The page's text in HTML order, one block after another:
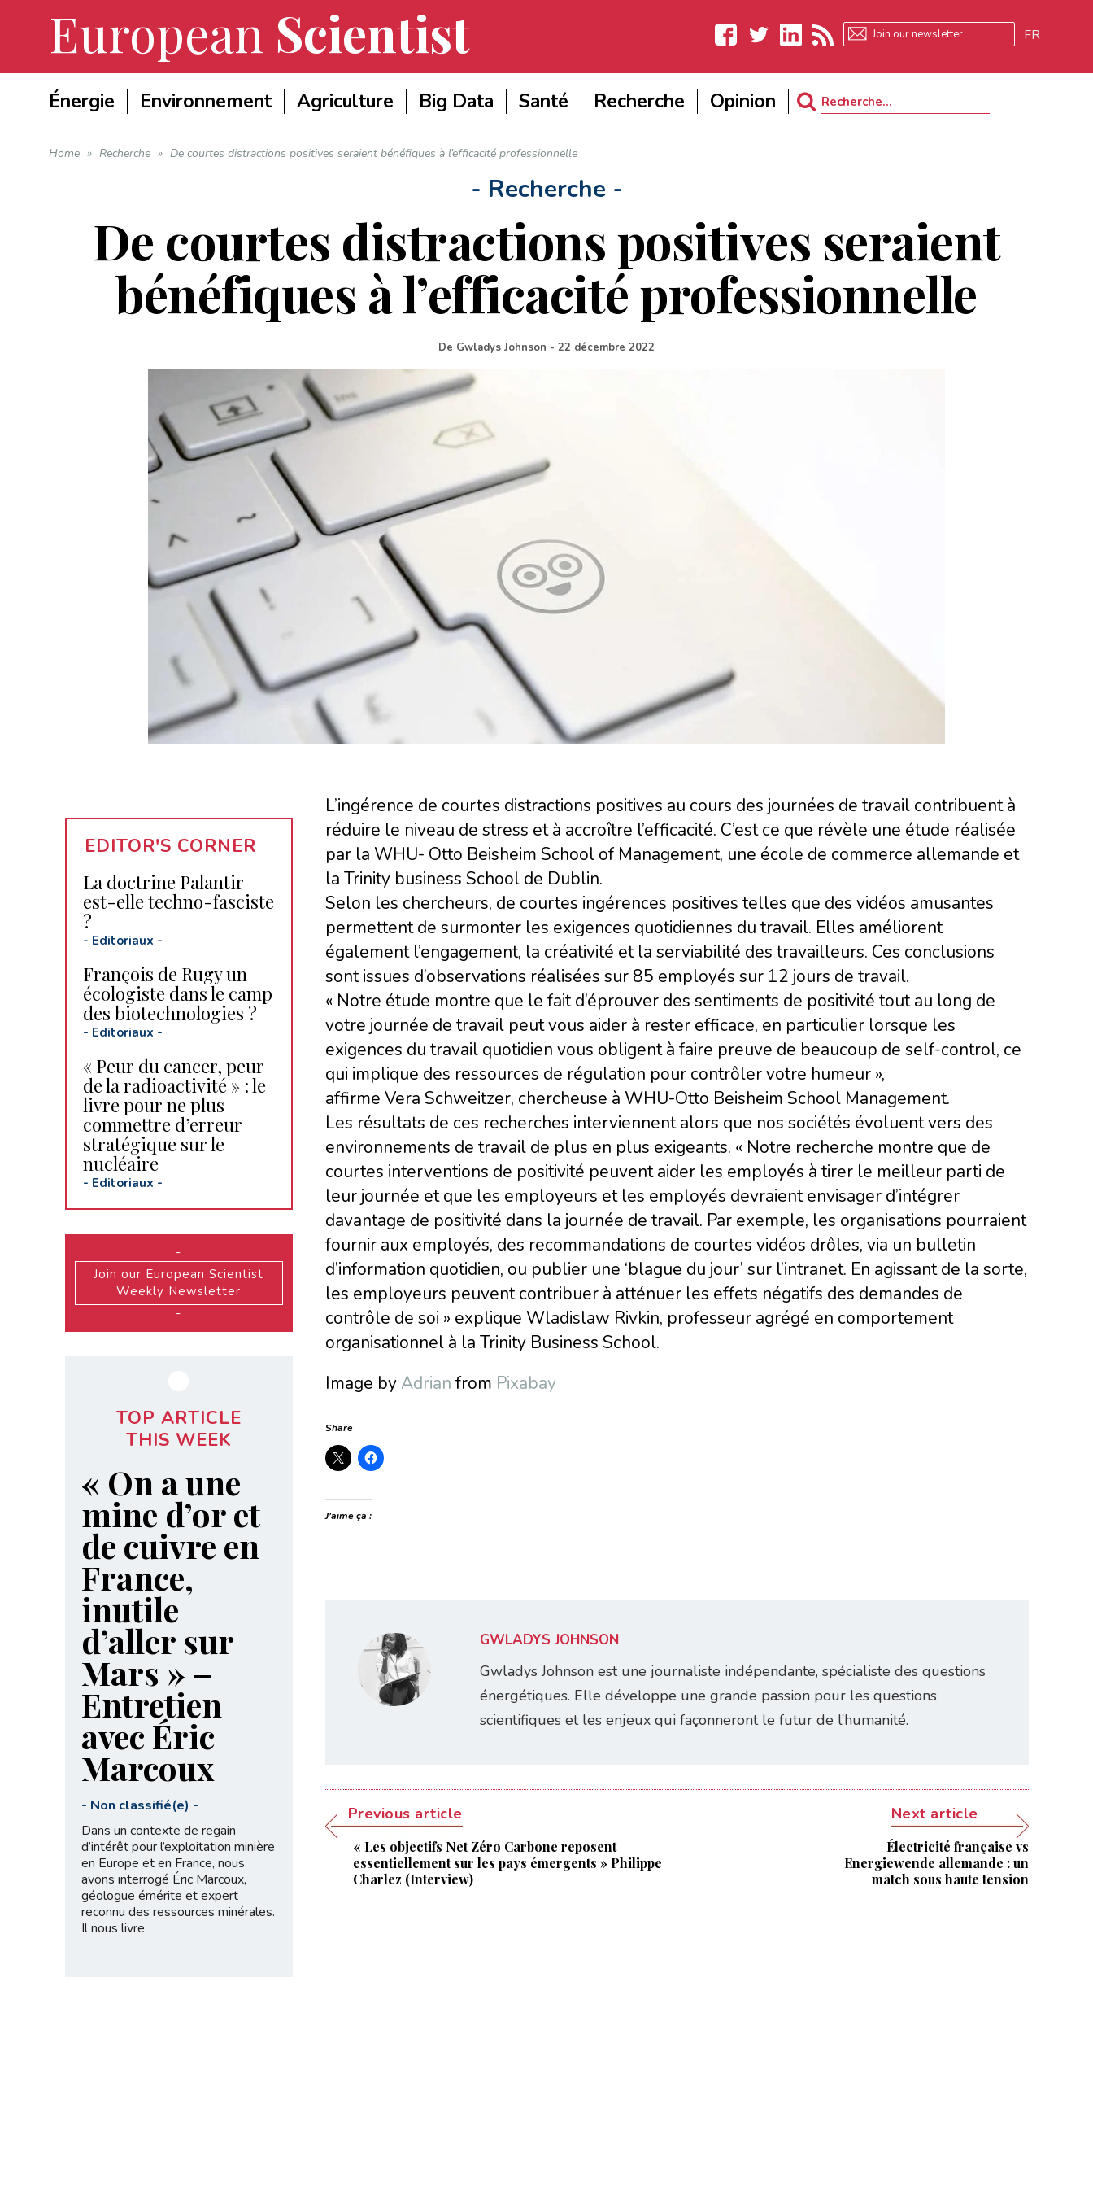
European Scientist
LinkedIn
FR
Énergie Environnement Agriculture Big Data Santé Recherche Opinion
Search
Home » Recherche » De courtes distractions positives seraient bénéfiques à l’efficacité professionnelle
- Recherche -
De courtes distractions positives seraient
bénéfiques à l’efficacité professionnelle
De Gwladys Johnson - 22 décembre 2022
L’ingérence de courtes distractions positives au cours des journées de travail contribuent à
réduire le niveau de stress et à accroître l’efficacité. C’est ce que révèle une étude réalisée
par la WHU- Otto Beisheim School of Management, une école de commerce allemande et
la Trinity business School de Dublin.
Selon les chercheurs, de courtes ingérences positives telles que des vidéos amusantes
permettent de surmonter les exigences quotidiennes du travail. Elles améliorent
également l’engagement, la créativité et la serviabilité des travailleurs. Ces conclusions
sont issues d’observations réalisées sur 85 employés sur 12 jours de travail.
« Notre étude montre que le fait d’éprouver des sentiments de positivité tout au long de
votre journée de travail peut vous aider à rester efficace, en particulier lorsque les
exigences du travail quotidien vous obligent à faire preuve de beaucoup de self-control, ce
qui implique des ressources de régulation pour contrôler votre humeur »,
affirme Vera Schweitzer, chercheuse à WHU-Otto Beisheim School Management.
Les résultats de ces recherches interviennent alors que nos sociétés évoluent vers des
environnements de travail de plus en plus exigeants. « Notre recherche montre que de
courtes interventions de positivité peuvent aider les employés à tirer le meilleur parti de
leur journée et que les employeurs et les employés devraient envisager d’intégrer
davantage de positivité dans la journée de travail. Par exemple, les organisations pourraient
fournir aux employés, des recommandations de courtes vidéos drôles, via un bulletin
d’information quotidien, ou publier une ‘blague du jour’ sur l’intranet. En agissant de la sorte,
les employeurs peuvent contribuer à atténuer les effets négatifs des demandes de
contrôle de soi » explique Wladislaw Rivkin, professeur agrégé en comportement
organisationnel à la Trinity Business School.
Image by Adrian from Pixabay
Share
J’aime ça :
GWLADYS JOHNSON
Gwladys Johnson est une journaliste indépendante, spécialiste des questions
énergétiques. Elle développe une grande passion pour les questions
scientifiques et les enjeux qui façonneront le futur de l’humanité.
Previous article
« Les objectifs Net Zéro Carbone reposent
essentiellement sur les pays émergents » Philippe
Charlez (Interview)
Next article
Électricité française vs
Energiewende allemande : un
match sous haute tension
EDITOR'S CORNER
La doctrine Palantir
est-elle techno-fasciste
?
- Editoriaux -
François de Rugy un
écologiste dans le camp
des biotechnologies ?
- Editoriaux -
« Peur du cancer, peur
de la radioactivité » : le
livre pour ne plus
commettre d’erreur
stratégique sur le
nucléaire
- Editoriaux -
-
Join our European Scientist
Weekly Newsletter
-
TOP ARTICLE
THIS WEEK
« On a une
mine d’or et
de cuivre en
France,
inutile
d’aller sur
Mars » –
Entretien
avec Éric
Marcoux
- Non classifié(e) -
Dans un contexte de regain
d’intérêt pour l’exploitation minière
en Europe et en France, nous
avons interrogé Éric Marcoux,
géologue émérite et expert
reconnu des ressources minérales.
Il nous livre